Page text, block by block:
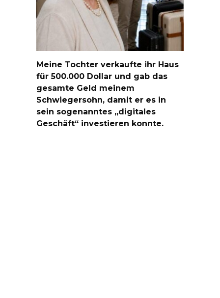
Meine Tochter verkaufte ihr Haus
für 500.000 Dollar und gab das
gesamte Geld meinem
Schwiegersohn, damit er es in
sein sogenanntes „digitales
Geschäft“ investieren konnte.